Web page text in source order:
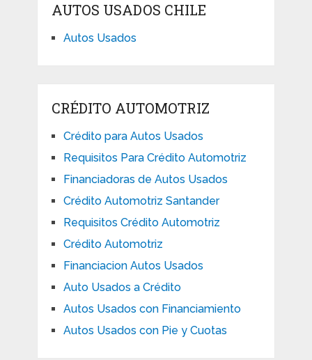
AUTOS USADOS CHILE
Autos Usados
CRÉDITO AUTOMOTRIZ
Crédito para Autos Usados
Requisitos Para Crédito Automotriz
Financiadoras de Autos Usados
Crédito Automotriz Santander
Requisitos Crédito Automotriz
Crédito Automotriz
Financiacion Autos Usados
Auto Usados a Crédito
Autos Usados con Financiamiento
Autos Usados con Pie y Cuotas